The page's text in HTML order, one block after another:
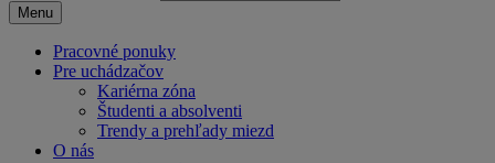
Menu
Pracovné ponuky
Pre uchádzačov
Kariérna zóna
Študenti a absolventi
Trendy a prehľady miezd
O nás